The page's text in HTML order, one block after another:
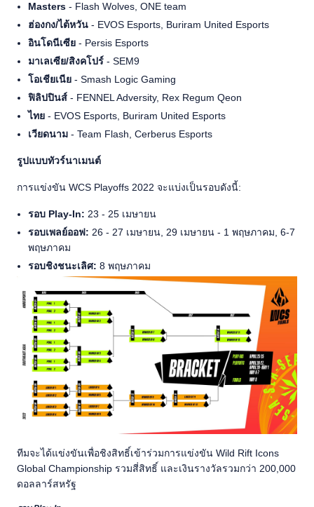
Masters - Flash Wolves, ONE team
ฮ่องกง/ไต้หวัน - EVOS Esports, Buriram United Esports
อินโดนีเซีย - Persis Esports
มาเลเซีย/สิงคโปร์ - SEM9
โอเชียเนีย - Smash Logic Gaming
ฟิลิปปินส์ - FENNEL Adversity, Rex Regum Qeon
ไทย - EVOS Esports, Buriram United Esports
เวียดนาม - Team Flash, Cerberus Esports
รูปแบบทัวร์นาเมนต์
การแข่งขัน WCS Playoffs 2022 จะแบ่งเป็นรอบดังนี้:
รอบ Play-In: 23 - 25 เมษายน
รอบเพลย์ออฟ: 26 - 27 เมษายน, 29 เมษายน - 1 พฤษภาคม, 6-7
พฤษภาคม
รอบชิงชนะเลิศ: 8 พฤษภาคม
ทีมจะได้แข่งขันเพื่อชิงสิทธิ์เข้าร่วมการแข่งขัน Wild Rift Icons
Global Championship รวมสี่สิทธิ์ และเงินรางวัลรวมกว่า 200,000
ดอลลาร์สหรัฐ